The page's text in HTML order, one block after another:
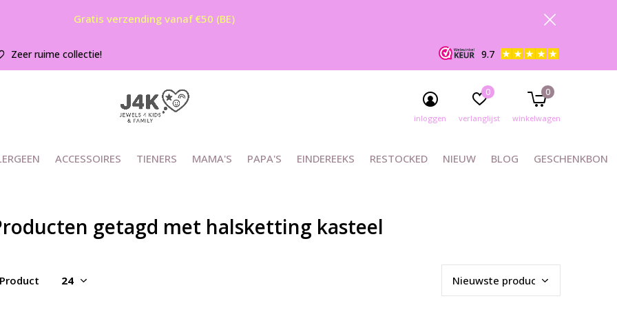
ACCESSOIRES TIENERS MAMA'S PAPA'S EINDEREEKS RESTOCKED NIEUW BLOG GESCHENKBON
inloggen verlanglijst
0
winkelwagen
0
Zeer ruime collectie! 9.7
Gratis verzending vanaf €50 (BE)
getagd met halsketting kasteel